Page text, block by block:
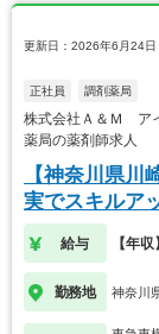
更新日：2026年6月24日
正社員 調剤薬局
株式会社Ａ＆Ｍ ア
薬局の薬剤師求人
【神奈川県
実でスキルア
給与 【年
勤務地 神奈川